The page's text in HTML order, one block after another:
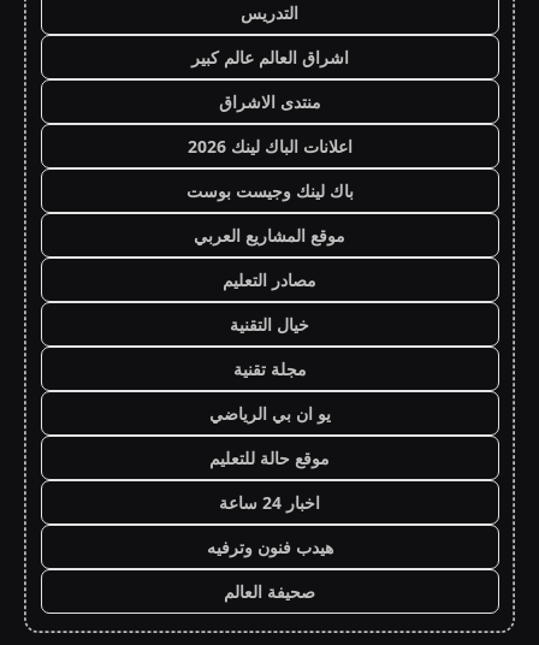
التدريس
اشراق العالم عالم كبير
منتدى الاشراق
اعلانات الباك لينك 2026
باك لينك وجيست بوست
موقع المشاريع العربي
مصادر التعليم
خيال التقنية
مجلة تقنية
يو ان بي الرياضي
موقع حالة للتعليم
اخبار 24 ساعة
هيدب فنون وترفيه
صحيفة العالم